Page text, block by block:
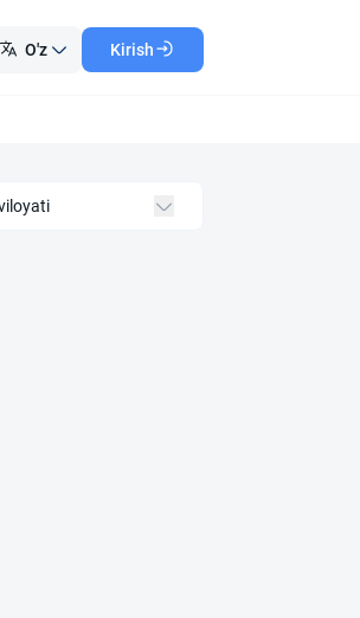
O'z Kirish